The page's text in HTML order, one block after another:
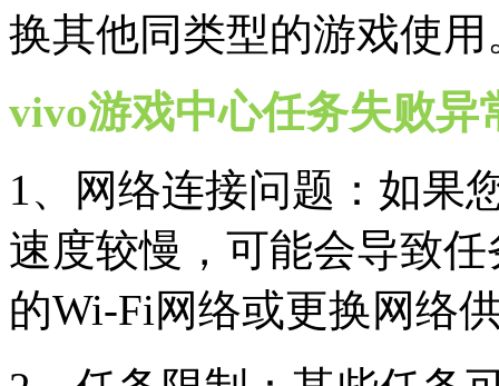
换其他同类型的游戏使用
vivo游戏中心任务失败异
1、网络连接问题：如果
速度较慢，可能会导致
的Wi-Fi网络或更换网络